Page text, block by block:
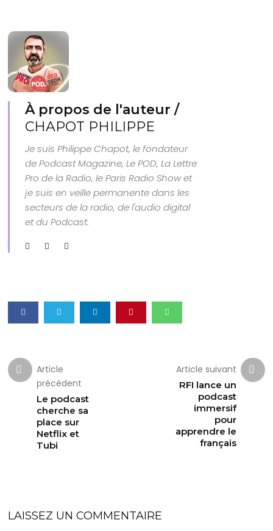
À propos de l'auteur /
CHAPOT PHILIPPE
Je suis Philippe Chapot, le fondateur
de Podcast Magazine, Le POD, La Lettre
Pro de la Radio, le Paris Radio Show et
je suis en veille permanente dans les
secteurs de la radio, de l'audio digital
et du Podcast.
Article
précédent
Le podcast
cherche sa
place sur
Netflix et
Tubi
Article suivant
RFI lance un
podcast
immersif
pour
apprendre le
français
LAISSEZ UN COMMENTAIRE